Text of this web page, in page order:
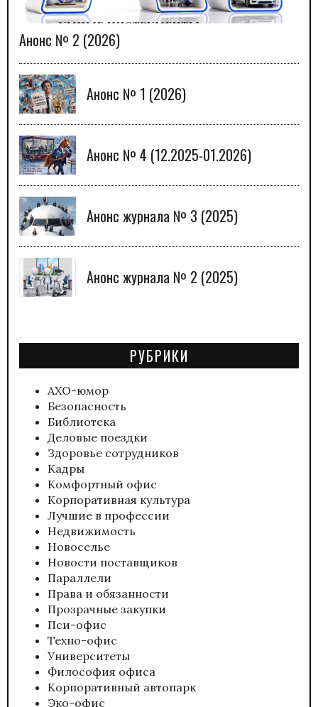
Анонс № 2 (2026)
Анонс № 1 (2026)
Анонс № 4 (12.2025-01.2026)
Анонс журнала № 3 (2025)
Анонс журнала № 2 (2025)
РУБРИКИ
АХО-юмор
Безопасность
Библиотека
Деловые поездки
Здоровье сотрудников
Кадры
Комфортный офис
Корпоративная культура
Лучшие в профессии
Недвижимость
Новоселье
Новости поставщиков
Параллели
Права и обязанности
Прозрачные закупки
Пси-офис
Техно-офис
Университеты
Философия офиса
Корпоративный автопарк
Эко-офис